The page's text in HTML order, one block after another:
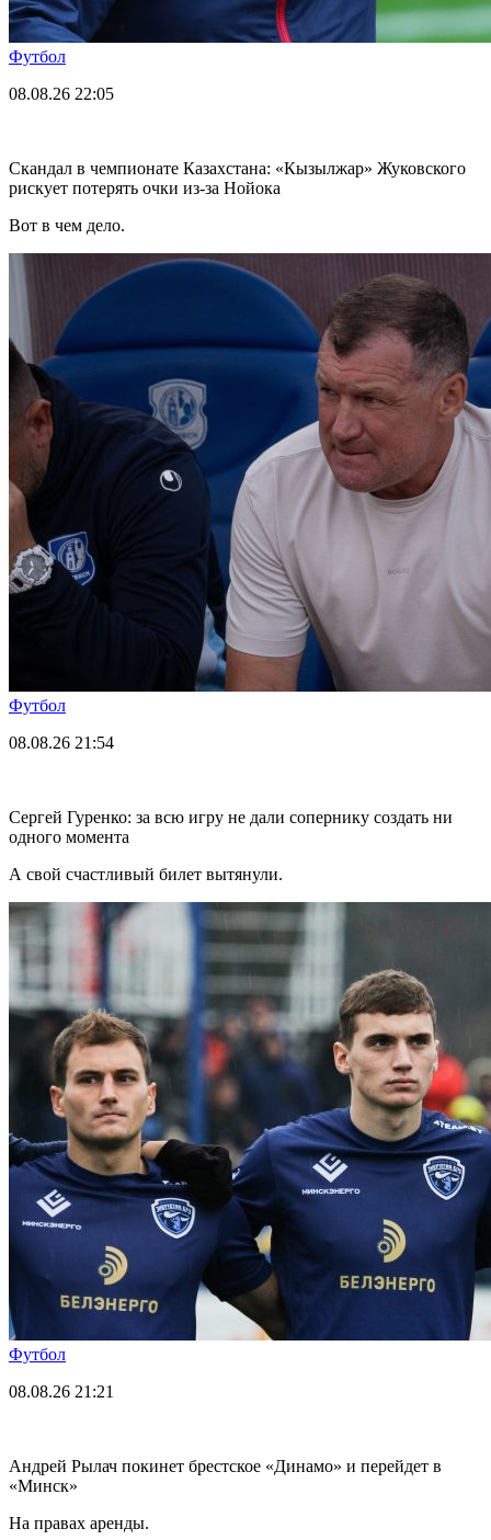
Футбол
08.08.26 22:05
Скандал в чемпионате Казахстана: «Кызылжар» Жуковского
рискует потерять очки из-за Нойока
Вот в чем дело.
Футбол
08.08.26 21:54
Сергей Гуренко: за всю игру не дали сопернику создать ни
одного момента
А свой счастливый билет вытянули.
Футбол
08.08.26 21:21
Андрей Рылач покинет брестское «Динамо» и перейдет в
«Минск»
На правах аренды.